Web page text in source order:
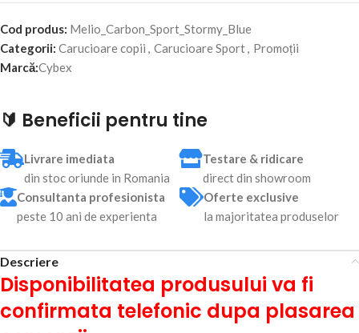
Cod produs: Melio_Carbon_Sport_Stormy_Blue
Categorii: Carucioare copii , Carucioare Sport, Promoții
Marcă:Cybex
🔰 Beneficii pentru tine
Livrare imediata
din stoc oriunde in Romania
Testare & ridicare
direct din showroom
Consultanta profesionista
peste 10 ani de experienta
Oferte exclusive
la majoritatea produselor
Descriere
Disponibilitatea produsului va fi
confirmata telefonic dupa plasarea